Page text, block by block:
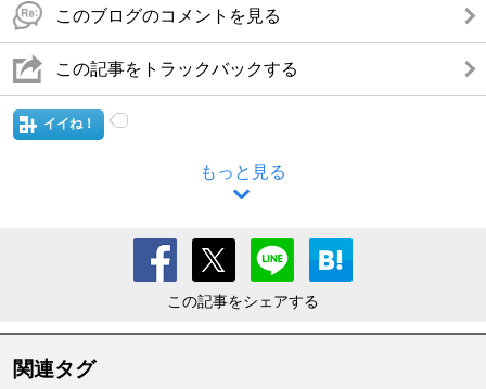
このブログのコメントを見る
この記事をトラックバックする
イイね！
もっと見る
この記事をシェアする
関連タグ